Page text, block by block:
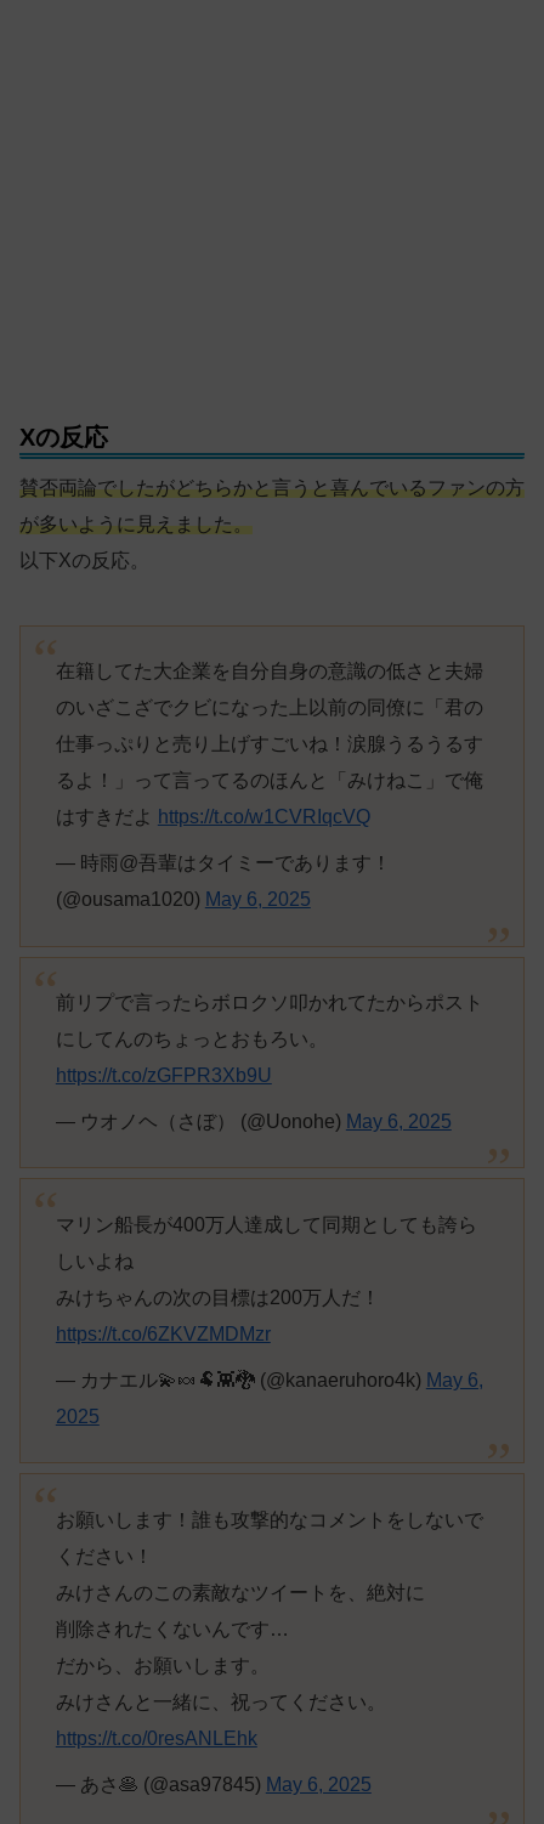
Xの反応
賛否両論でしたがどちらかと言うと喜んでいるファンの方
が多いように見えました。
以下Xの反応。
在籍してた大企業を自分自身の意識の低さと夫婦
のいざこざでクビになった上以前の同僚に「君の
仕事っぷりと売り上げすごいね！涙腺うるうるす
るよ！」って言ってるのほんと「みけねこ」で俺
はすきだよ
https://t.co/w1CVRIqcVQ
— 時雨@吾輩はタイミーであります！
(@ousama1020) May 6, 2025
前リプで言ったらボロクソ叩かれてたからポスト
にしてんのちょっとおもろい。
https://t.co/zGFPR3Xb9U
— ウオノヘ（さぼ） (@Uonohe) May 6, 2025
マリン船長が400万人達成して同期としても誇ら
しいよね
みけちゃんの次の目標は200万人だ！
https://t.co/6ZKVZMDMzr
— カナエル💫🍬🐏👾🐉 (@kanaeruhoro4k) May 6,
2025
お願いします！誰も攻撃的なコメントをしないで
ください！
みけさんのこの素敵なツイートを、絶対に
削除されたくないんです…
だから、お願いします。
みけさんと一緒に、祝ってください。
https://t.co/0resANLEhk
— あさ🥞 (@asa97845) May 6, 2025